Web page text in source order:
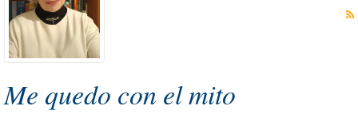
Me quedo con el mito